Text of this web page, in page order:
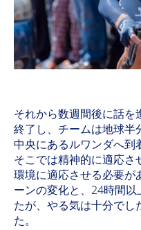
それから数週間後に話
終了し、チームは地球半
中央にあるルワンダへ到
そこでは精神的に適応さ
環境に適応させる必要
ーンの変化と、24時間
たが、やる気は十分でし
た。